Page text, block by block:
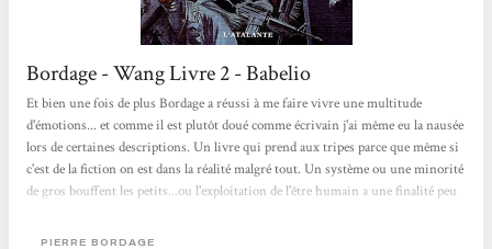
Bordage - Wang Livre 2 - Babelio
Et bien une fois de plus Bordage a réussi à me faire vivre une multitude
d'émotions... et comme il est plutôt doué comme écrivain j'ai même eu la nausée
lors de certaines descriptions. Un livre qui prend aux tripes parce que même si
c'est de la fiction on est dans la réalité malgré tout. Un système ou une minorité
de gros bouffent les petits...ou l'exploitation de l'être humain a une finalité peu
roman où se mèlent de nombreuses scènes de combats et qui nous amènent...
PIERRE BORDAGE